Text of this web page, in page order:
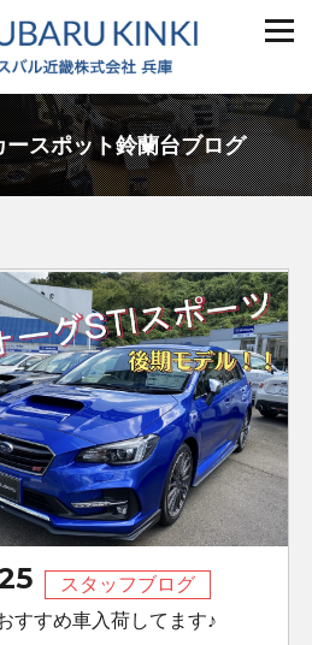
ースポット鈴蘭台ブログ
スタッフブログ
すすめ車入荷してます♪